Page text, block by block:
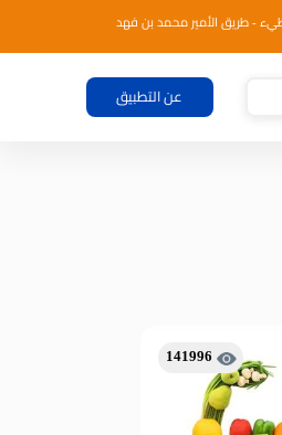
- طريق الأمير محمد بن فهد
عن التطبيق
141996